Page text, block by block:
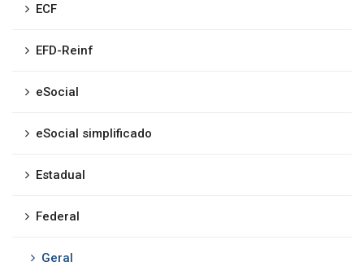
ECF
EFD-Reinf
eSocial
eSocial simplificado
Estadual
Federal
Geral